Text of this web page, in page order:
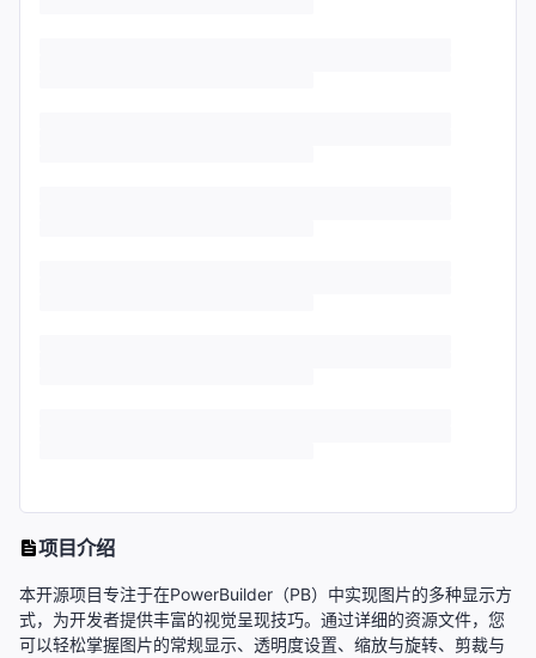
项目介绍
本开源项目专注于在PowerBuilder（PB）中实现图片的多种显示方
式，为开发者提供丰富的视觉呈现技巧。通过详细的资源文件，您
可以轻松掌握图片的常规显示、透明度设置、缩放与旋转、剪裁与